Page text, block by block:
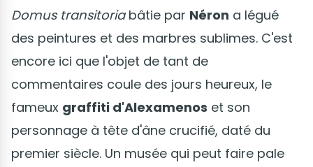
Domus transitoriabâtie par Néron a légué
des peintures et des marbres sublimes. C'est
encore ici que l'objet de tant de
commentaires coule des jours heureux, le
fameux graffiti d'Alexamenos et son
personnage à tête d'âne crucifié, daté du
premier siècle. Un musée qui peut faire pale